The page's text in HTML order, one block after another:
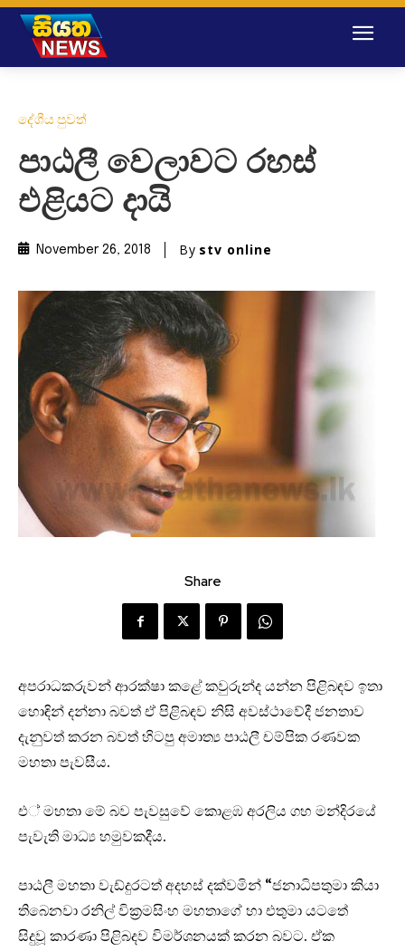
දේශීය පුවත්
පාඨලී වෙලාවට රහස්
එළියට දායි
November 26, 2018 By stv online
Share
අපරාධකරුවන් ආරක්ෂා කළේ කවුරුන්ද යන්න පිළිබඳව ඉතා
හොඳින් දන්නා බවත් ඒ පිළිබඳව නිසි අවස්ථාවේදී ජනතාව
දැනුවත් කරන බවත් හිටපු අමාත්‍ය පාඨලී චම්පික රණවක
මහතා පැවසීය.
එ් මහතා මේ බව පැවසුවේ කොළඹ අරලිය ගහ මන්දිරයේ
පැවැති මාධ්‍ය හමුවකදීය.
පාඨලී මහතා වැඩ්දුරටත් අදහස් දක්වමින් “ජනාධිපතුමා කියා
තිබෙනවා රනිල් වික්‍රමසිංහ මහතාගේ හා එතුමා යටතේ
සිදුවූ කාරණා පිළිබදව විමර්ශනයක් කරන බවට. ඒක